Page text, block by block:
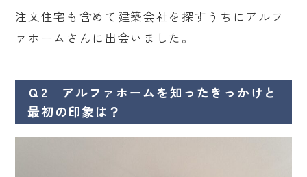
注文住宅も含めて建築会社を探すうちにアルフ
ァホームさんに出会いました。
Ｑ2 アルファホームを知ったきっかけと
最初の印象は？